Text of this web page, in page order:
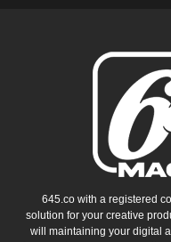
645.co with a registered
solution for your creative
will maintaining your digital